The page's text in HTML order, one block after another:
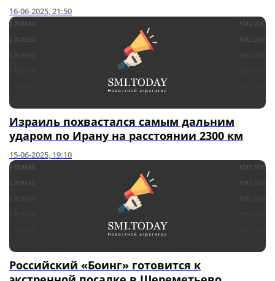
16-06-2025, 21:50
Израиль похвастался самым дальним
ударом по Ирану на расстоянии 2300 км
15-06-2025, 19:10
Российский «Боинг» готовится к